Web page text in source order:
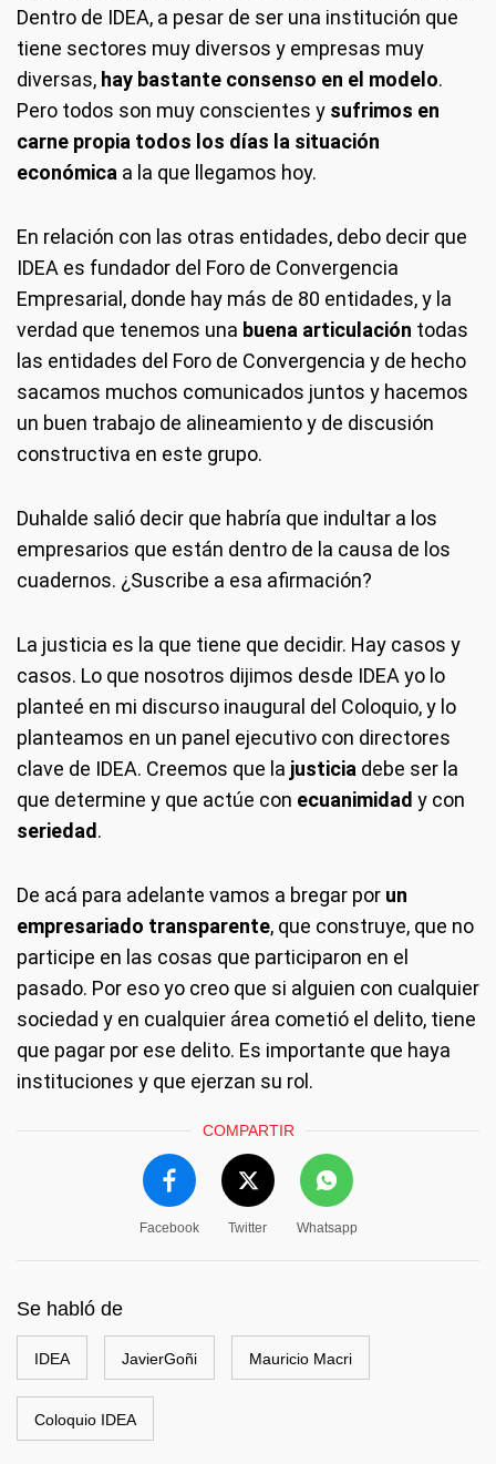
Dentro de IDEA, a pesar de ser una institución que
tiene sectores muy diversos y empresas muy
diversas, hay bastante consenso en el modelo.
Pero todos son muy conscientes y sufrimos en
carne propia todos los días la situación
económica a la que llegamos hoy.
En relación con las otras entidades, debo decir que
IDEA es fundador del Foro de Convergencia
Empresarial, donde hay más de 80 entidades, y la
verdad que tenemos una buena articulación todas
las entidades del Foro de Convergencia y de hecho
sacamos muchos comunicados juntos y hacemos
un buen trabajo de alineamiento y de discusión
constructiva en este grupo.
Duhalde salió decir que habría que indultar a los
empresarios que están dentro de la causa de los
cuadernos. ¿Suscribe a esa afirmación?
La justicia es la que tiene que decidir. Hay casos y
casos. Lo que nosotros dijimos desde IDEA yo lo
planteé en mi discurso inaugural del Coloquio, y lo
planteamos en un panel ejecutivo con directores
clave de IDEA. Creemos que la justicia debe ser la
que determine y que actúe con ecuanimidad y con
seriedad .
De acá para adelante vamos a bregar por un
empresariado transparente, que construye, que no
participe en las cosas que participaron en el
pasado. Por eso yo creo que si alguien con cualquier
sociedad y en cualquier área cometió el delito, tiene
que pagar por ese delito. Es importante que haya
instituciones y que ejerzan su rol.
COMPARTIR
Facebook Twitter Whatsapp
Se habló de
IDEA JavierGoñi Mauricio Macri
Coloquio IDEA